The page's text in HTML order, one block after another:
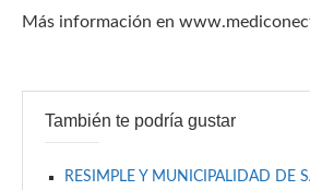
Más información en
También te podría gustar
RESIMPLE Y MUNICIPALIDAD DE